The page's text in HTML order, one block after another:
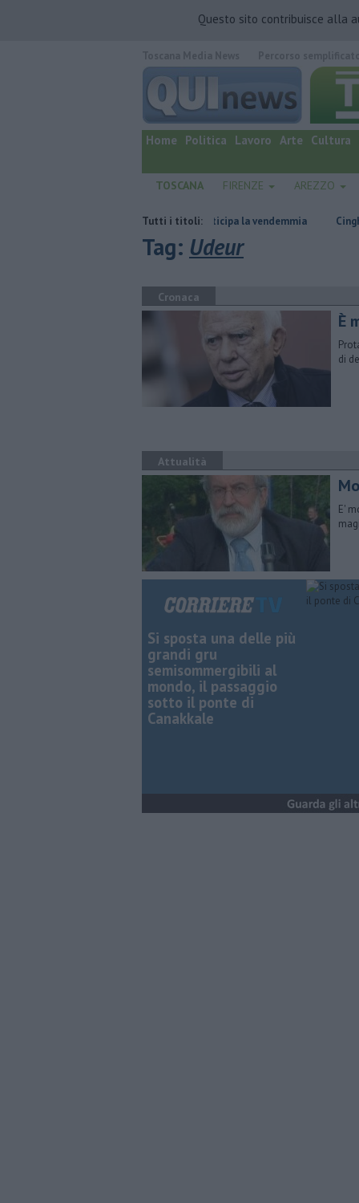
Questo sito contribuisce alla
quotidiano online.
Home Politica Lavoro Arte Cultura
TOSCANA FIRENZE AREZZO
Tutti i titoli:
Il caldo anticipa la vendemmia Cinghiale si
Tag: Udeur
Cronaca
È
di
Attualità
E'
Si sposta una delle più
grandi gru
semisommergibili al
mondo, il passaggio
sotto il ponte di
Canakkale